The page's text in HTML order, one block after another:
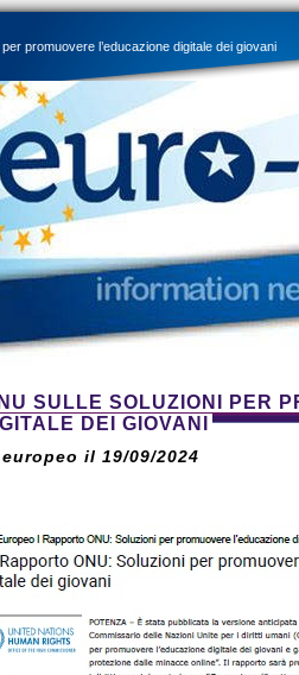
promuovere l’educazione digitale dei giovani
SULLE SOLUZIONI PER
DEI GIOVANI
il 19/09/2024